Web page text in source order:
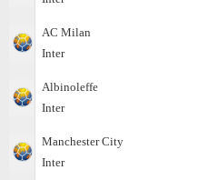
AC Milan
Inter
Albinoleffe
Inter
Manchester City
Inter